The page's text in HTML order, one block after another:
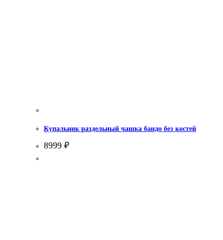
Купальник раздельный чашка бандо без костей
8999 ₽